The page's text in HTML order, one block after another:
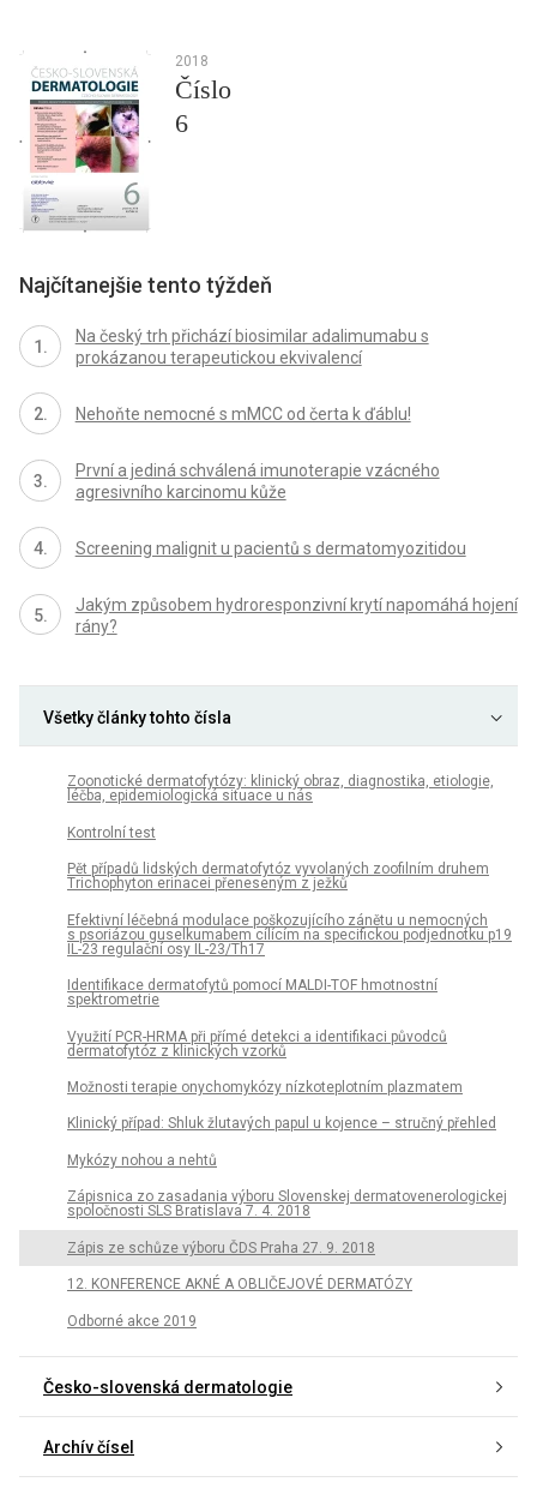
2018
Číslo
6
Najčítanejšie tento týždeň
Na český trh přichází biosimilar adalimumabu s
prokázanou terapeutickou ekvivalencí
Nehoňte nemocné s mMCC od čerta k ďáblu!
První a jediná schválená imunoterapie vzácného
agresivního karcinomu kůže
Screening malignit u pacientů s dermatomyozitidou
Jakým způsobem hydroresponzivní krytí napomáhá hojení
rány?
Všetky články tohto čísla
Zoonotické dermatofytózy: klinický obraz, diagnostika, etiologie,
léčba, epidemiologická situace u nás
Kontrolní test
Pět případů lidských dermatofytóz vyvolaných zoofilním druhem
Trichophyton erinacei přeneseným z ježků
Efektivní léčebná modulace poškozujícího zánětu u nemocných
s psoriázou guselkumabem cílícím na specifickou podjednotku p19
IL-23 regulační osy IL-23/Th17
Identifikace dermatofytů pomocí MALDI-TOF hmotnostní
spektrometrie
Využití PCR-HRMA při přímé detekci a identifikaci původců
dermatofytóz z klinických vzorků
Možnosti terapie onychomykózy nízkoteplotním plazmatem
Klinický případ: Shluk žlutavých papul u kojence – stručný přehled
Mykózy nohou a nehtů
Zápisnica zo zasadania výboru Slovenskej dermatovenerologickej
spoločnosti SLS Bratislava 7. 4. 2018
Zápis ze schůze výboru ČDS Praha 27. 9. 2018
12. KONFERENCE AKNÉ A OBLIČEJOVÉ DERMATÓZY
Odborné akce 2019
Česko-slovenská dermatologie
Archív čísel